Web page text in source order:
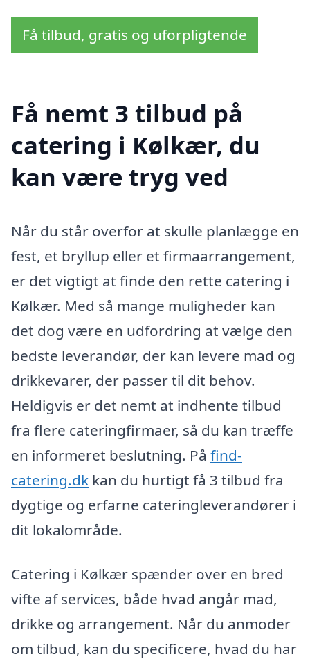
Få tilbud, gratis og uforpligtende
Få nemt 3 tilbud på
catering i Kølkær, du
kan være tryg ved
Når du står overfor at skulle planlægge en
fest, et bryllup eller et firmaarrangement,
er det vigtigt at finde den rette catering i
Kølkær. Med så mange muligheder kan
det dog være en udfordring at vælge den
bedste leverandør, der kan levere mad og
drikkevarer, der passer til dit behov.
Heldigvis er det nemt at indhente tilbud
fra flere cateringfirmaer, så du kan træffe
en informeret beslutning. På find-
catering.dk kan du hurtigt få 3 tilbud fra
dygtige og erfarne cateringleverandører i
dit lokalområde.
Catering i Kølkær spænder over en bred
vifte af services, både hvad angår mad,
drikke og arrangement. Når du anmoder
om tilbud, kan du specificere, hvad du har